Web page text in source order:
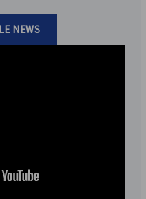
NEWS